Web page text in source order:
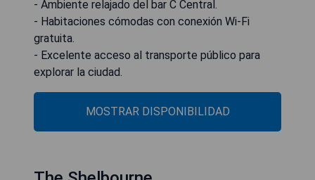
- Ambiente relajado del bar C Central.
- Habitaciones cómodas con conexión Wi-Fi
gratuita.
- Excelente acceso al transporte público para
explorar la ciudad.
MOSTRAR DISPONIBILIDAD